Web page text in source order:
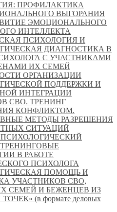
ПРОФИЛАКТИКА
ВЫГОРАНИЯ
ЭМОЦИОНАЛЬНОГО
ИНТЕЛЛЕКТА
ПСИХОЛОГИЯ И
ДИАГНОСТИКА В
С УЧАСТНИКАМИ
ИХ СЕМЕЙ
ОРГАНИЗАЦИИ
ПОДДЕРЖКИ И
ИНТЕГРАЦИИ
СВО. ТРЕНИНГ
КОНФЛИКТОМ.
МЕТОДЫ РАЗРЕШЕНИЯ
СИТУАЦИЙ
ПСИХОЛОГИЧЕСКИЙ
В РАБОТЕ
ПСИХОЛОГА
ПОМОЩЬ И
УЧАСТНИКОВ СВО,
СЕМЕЙ И БЕЖЕНЦЕВ ИЗ
(в формате деловых